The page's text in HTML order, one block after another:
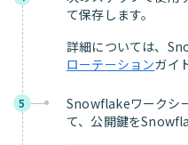
て保存します。
詳細については、
ローテーションガイ
5
Snowflakeワークシ
て、公開鍵を